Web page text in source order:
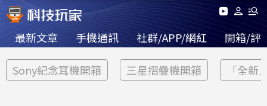
最新文章 手機通訊 社群/APP/網紅 開箱/評
Sony紀念耳機開箱 三星摺疊機開箱 「全新